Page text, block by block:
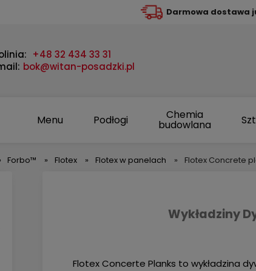
Darmowa dostawa
+48 32 434 33 31
bok@witan-posadzki.pl
Menu Podłogi Chemia
budowlana
Forbo™ » Flotex » Flotex w panelach » Flotex Concrete
Wykładziny
Flotex Concerte Planks to wykładzina